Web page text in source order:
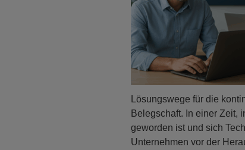
Lösungswege für die
Belegschaft. In einer Zeit,
geworden ist und sich
Unternehmen vor der